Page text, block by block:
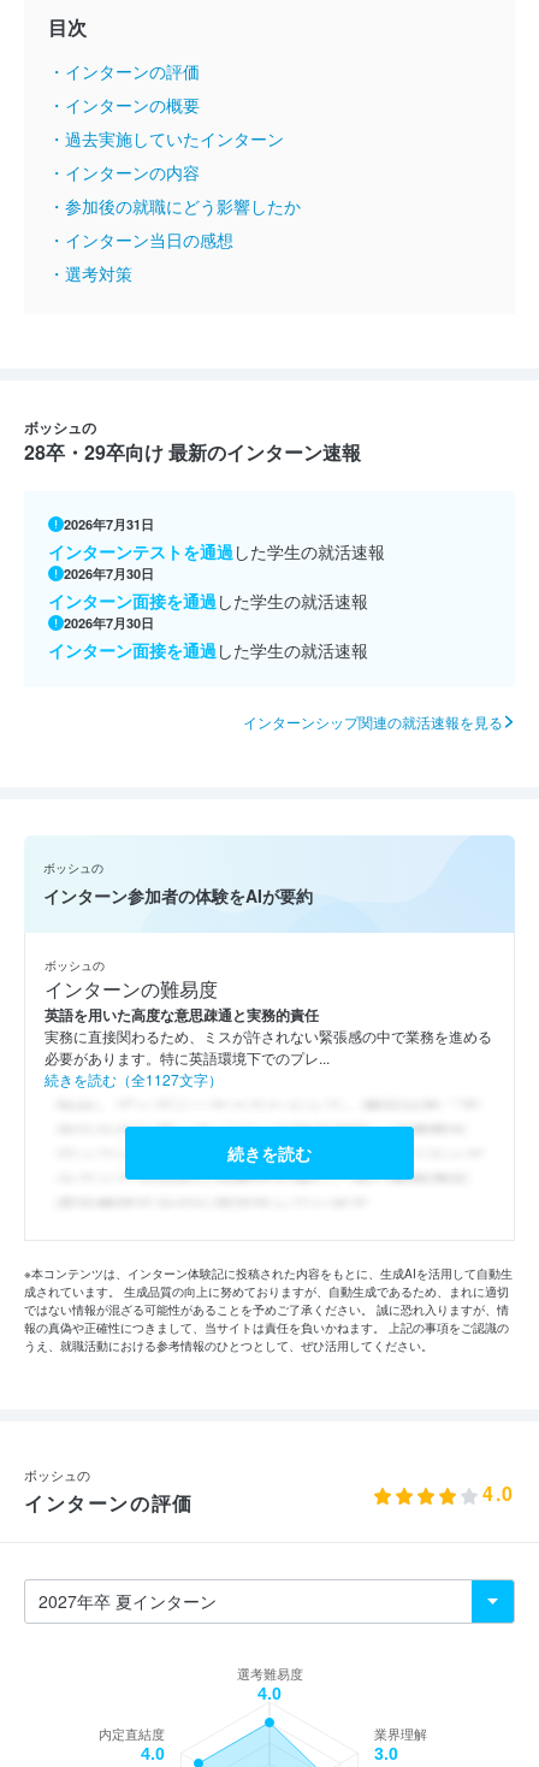
目次
・インターンの評価
・インターンの概要
・過去実施していたインターン
・インターンの内容
・参加後の就職にどう影響したか
・インターン当日の感想
・選考対策
ボッシュの
28卒・29卒向け 最新のインターン速報
2026年7月31日
インターンテストを通過 した学生の就活速報
2026年7月30日
インターン面接を通過 した学生の就活速報
2026年7月30日
インターン面接を通過 した学生の就活速報
インターンシップ関連の就活速報を見る
ボッシュの
インターン参加者の体験をAIが要約
ボッシュの
インターンの難易度
英語を用いた高度な意思疎通と実務的責任
実務に直接関わるため、ミスが許されない緊張感の中で業務を進める
必要があります。特に英語環境下でのプレ...
続きを読む（全1127文字）
続きを読む
※本コンテンツは、インターン体験記に投稿された内容をもとに、生成AIを活用して自動生
成されています。 生成品質の向上に努めておりますが、自動生成であるため、まれに適切
ではない情報が混ざる可能性があることを予めご了承ください。 誠に恐れ入りますが、情
報の真偽や正確性につきまして、当サイトは責任を負いかねます。 上記の事項をご認識の
うえ、就職活動における参考情報のひとつとして、ぜひ活用してください。
ボッシュの
インターンの評価 4.0
選考難易度
4.0
業界理解
3.0
内定直結度
4.0